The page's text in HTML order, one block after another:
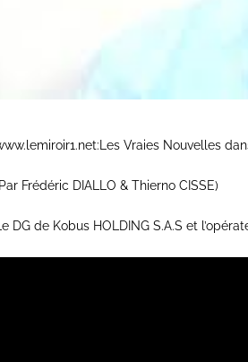
Vraies Nouvelles
Frédéric DIALLO & Thierno CISSE)
DG de Kobus HOLDING S.A.S et